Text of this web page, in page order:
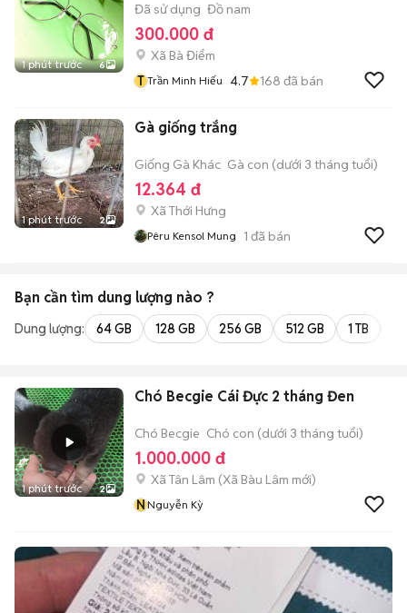
1 phút trước 6
Đã sử dụng Đồ nam
300.000 đ
Xã Bà Điểm
T Trần Minh Hiếu 4.7 168 đã bán
1 phút trước 2
Gà giống trắng
Giống Gà Khác Gà con (dưới 3 tháng tuổi)
12.364 đ
Xã Thới Hưng
Pêru Kensol Mung 1 đã bán
Bạn cần tìm dung lượng nào ?
Dung lượng: 64 GB 128 GB 256 GB 512 GB 1 TB
1 phút trước 2
Chó Becgie Cái Đực 2 tháng Đen
Chó Becgie Chó con (dưới 3 tháng tuổi)
1.000.000 đ
Xã Tân Lâm (Xã Bàu Lâm mới)
NNguyễn Kỳ